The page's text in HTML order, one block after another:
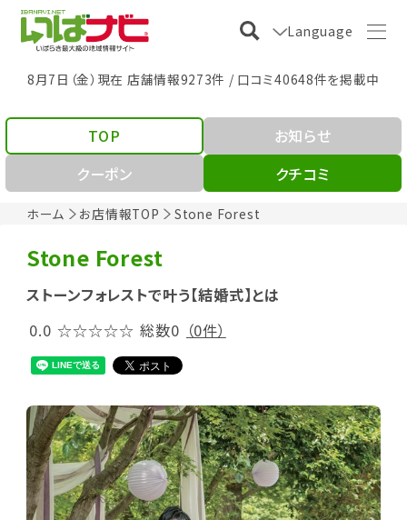
Language
8月7日（金）現在 店舗情報9273件 / 口コミ40648件を掲載中
ホーム お店情報TOP Stone Forest
TOP
お知らせ
クーポン
クチコミ
Stone Forest
ストーンフォレストで叶う【結婚式】とは
0.0 ☆☆☆☆☆ 総数0 （0件）